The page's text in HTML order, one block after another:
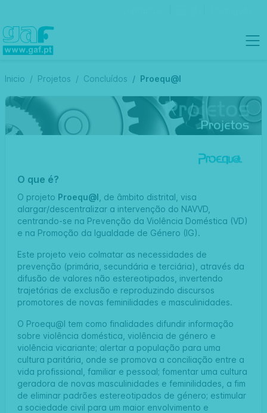
Inicio Projetos Concluídos Proequ@l
O que é?
O projeto Proequ@l , de âmbito distrital, visa
alargar/descentralizar a intervenção do NAVVD,
centrando-se na Prevenção da Violência Doméstica (VD)
e na Promoção da Igualdade de Género (IG).
Este projeto veio colmatar as necessidades de
prevenção (primária, secundária e terciária), através da
difusão de valores não estereotipados, invertendo
trajetórias de exclusão e reproduzindo discursos
promotores de novas feminilidades e masculinidades.
O Proequ@l tem como finalidades difundir informação
sobre violência doméstica, violência de género e
violência vicariante; alertar a população para uma
cultura paritária, onde se promova a conciliação entre a
vida profissional, familiar e pessoal; fomentar uma cultura
geradora de novas masculinidades e feminilidades, a fim
de eliminar padrões estereotipados de género; estimular
a sociedade civil para um maior envolvimento e